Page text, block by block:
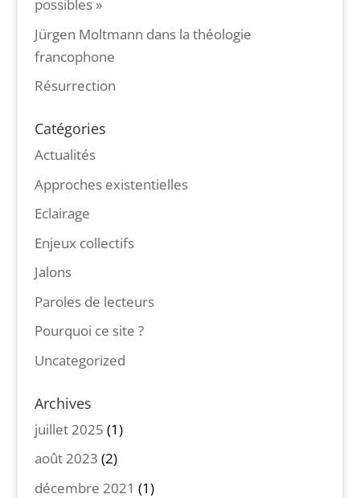
possibles »
Jürgen Moltmann dans la théologie
francophone
Résurrection
Catégories
Actualités
Approches existentielles
Eclairage
Enjeux collectifs
Jalons
Paroles de lecteurs
Pourquoi ce site ?
Uncategorized
Archives
juillet 2025 (1)
août 2023 (2)
décembre 2021 (1)